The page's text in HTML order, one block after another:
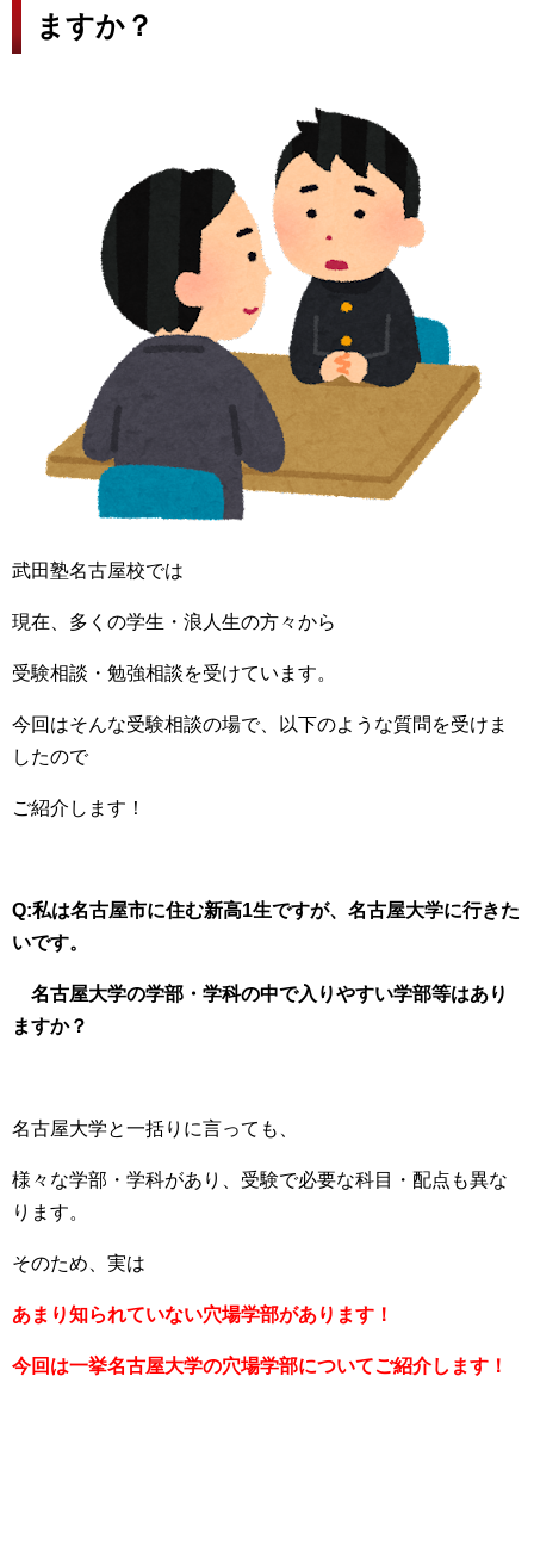
ますか？
武田塾名古屋校では
現在、多くの学生・浪人生の方々から
受験相談・勉強相談を受けています。
今回はそんな受験相談の場で、以下のような質問を受けま
したので
ご紹介します！
Q:私は名古屋市に住む新高1生ですが、名古屋大学に行きた
いです。
名古屋大学の学部・学科の中で入りやすい学部等はあり
ますか？
名古屋大学と一括りに言っても、
様々な学部・学科があり、受験で必要な科目・配点も異な
ります。
そのため、実は
あまり知られていない穴場学部があります！
今回は一挙名古屋大学の穴場学部についてご紹介します！